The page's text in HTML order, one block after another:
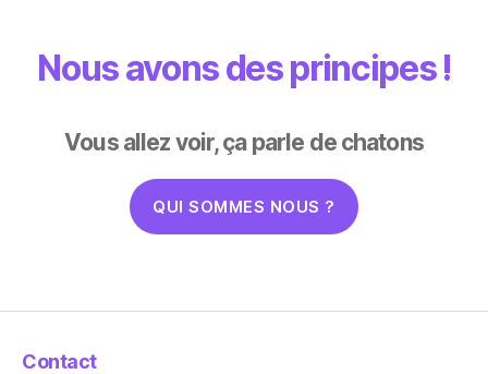
Nous avons des principes !
Vous allez voir, ça parle de chatons
QUI SOMMES NOUS ?
Contact